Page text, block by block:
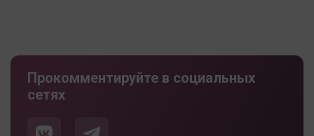
Прокомментируйте в социальных
сетях